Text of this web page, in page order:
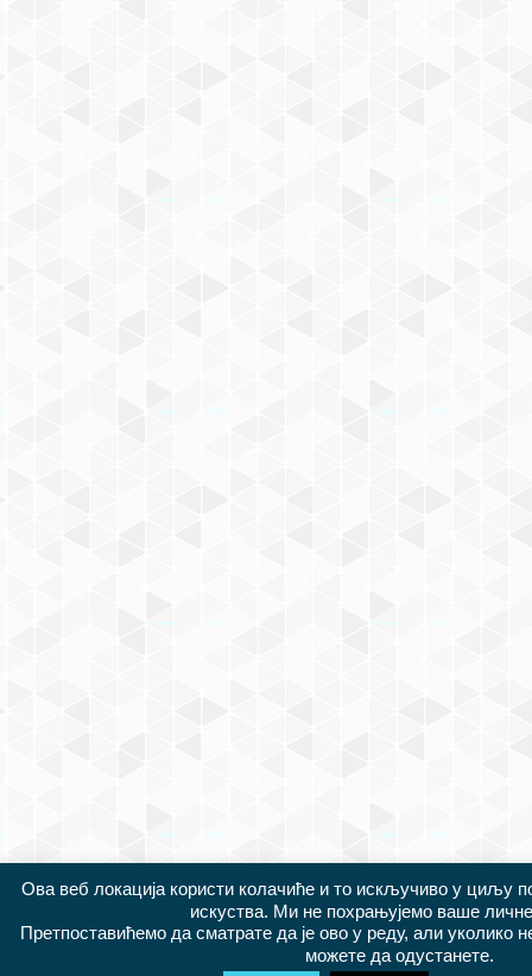
Ова веб локација користи колачиће и то искључиво у циљу
искуства. Ми не похрањујемо ваше
Претпоставићемо да сматрате да је ово у реду, али уколико
можете да одустанете.